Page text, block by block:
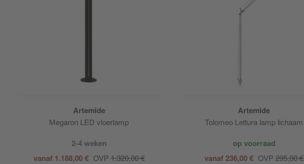
Artemide
Megaron LED vloerlamp
2-4 weken
vanaf 1.188,00 € OVP 1.320,00 €
Artemide
Tolomeo Lettura lamp lichaam
op voorraad
vanaf 236,00 € OVP295,00 €